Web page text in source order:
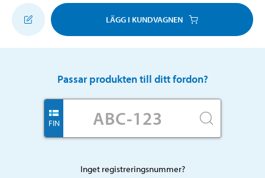
LÄGG I KUNDVAGNEN
Passar produkten till ditt fordon?
FIN
Inget registreringsnummer?